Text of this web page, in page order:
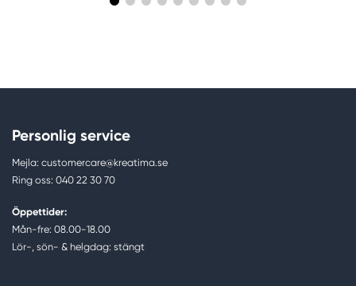
Personlig service
Mejla: customercare@kreatima.se
Ring oss: 040 22 30 70
Öppettider:
Mån-fre: 08.00-18.00
Lör-, sön- & helgdag: stängt